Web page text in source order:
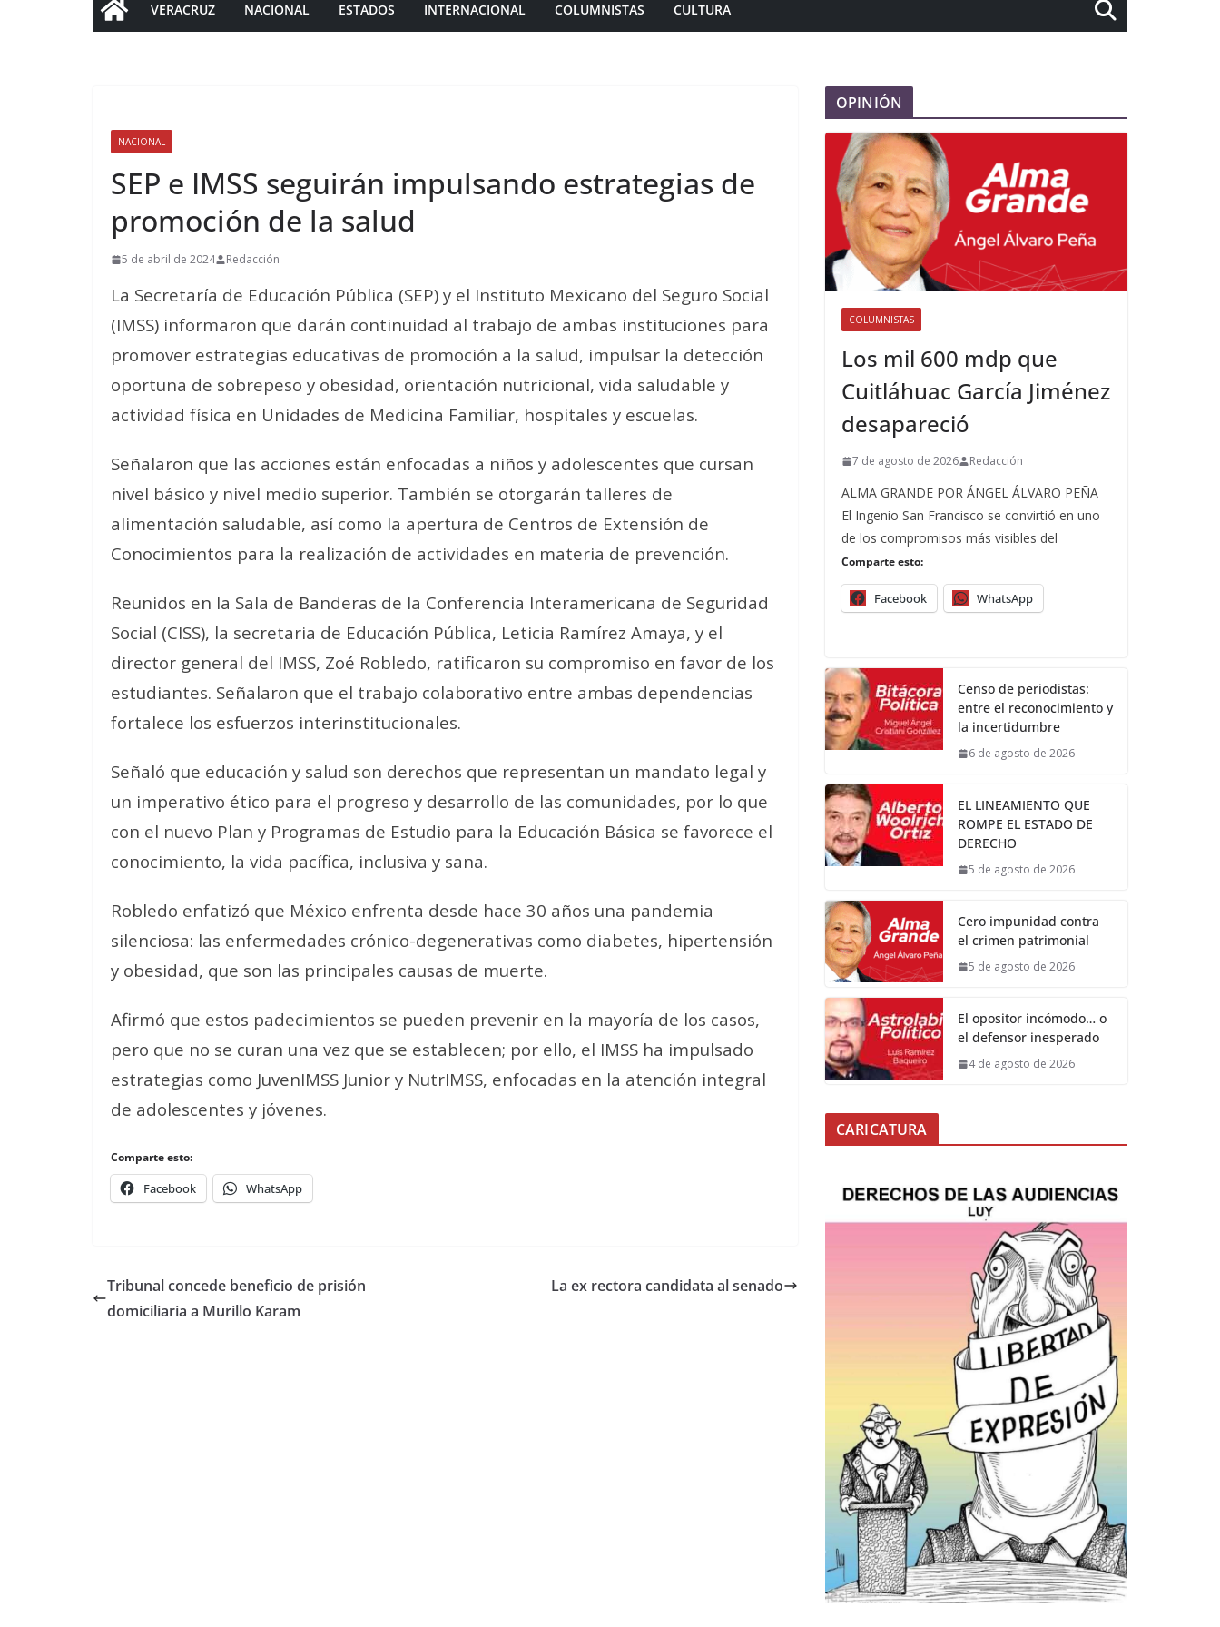
VERACRUZ NACIONAL ESTADOS INTERNACIONAL COLUMNISTAS CULTURA
NACIONAL
SEP e IMSS seguirán impulsando estrategias de
promoción de la salud
5 de abril de 2024 Redacción
La Secretaría de Educación Pública (SEP) y el Instituto Mexicano del Seguro Social
(IMSS) informaron que darán continuidad al trabajo de ambas instituciones para
promover estrategias educativas de promoción a la salud, impulsar la detección
oportuna de sobrepeso y obesidad, orientación nutricional, vida saludable y
actividad física en Unidades de Medicina Familiar, hospitales y escuelas.
Señalaron que las acciones están enfocadas a niños y adolescentes que cursan
nivel básico y nivel medio superior. También se otorgarán talleres de
alimentación saludable, así como la apertura de Centros de Extensión de
Conocimientos para la realización de actividades en materia de prevención.
Reunidos en la Sala de Banderas de la Conferencia Interamericana de Seguridad
Social (CISS), la secretaria de Educación Pública, Leticia Ramírez Amaya, y el
director general del IMSS, Zoé Robledo, ratificaron su compromiso en favor de los
estudiantes. Señalaron que el trabajo colaborativo entre ambas dependencias
fortalece los esfuerzos interinstitucionales.
Señaló que educación y salud son derechos que representan un mandato legal y
un imperativo ético para el progreso y desarrollo de las comunidades, por lo que
con el nuevo Plan y Programas de Estudio para la Educación Básica se favorece el
conocimiento, la vida pacífica, inclusiva y sana.
Robledo enfatizó que México enfrenta desde hace 30 años una pandemia
silenciosa: las enfermedades crónico-degenerativas como diabetes, hipertensión
y obesidad, que son las principales causas de muerte.
Afirmó que estos padecimientos se pueden prevenir en la mayoría de los casos,
pero que no se curan una vez que se establecen; por ello, el IMSS ha impulsado
estrategias como JuvenIMSS Junior y NutrIMSS, enfocadas en la atención integral
de adolescentes y jóvenes.
Comparte esto:
Facebook WhatsApp
Tribunal concede beneficio de prisión
domiciliaria a Murillo Karam
La ex rectora candidata al senado
OPINIÓN
COLUMNISTAS
Los mil 600 mdp que
Cuitláhuac García Jiménez
desapareció
7 de agosto de 2026 Redacción
ALMA GRANDE POR ÁNGEL ÁLVARO PEÑA
El Ingenio San Francisco se convirtió en uno
de los compromisos más visibles del
Comparte esto:
Facebook WhatsApp
Censo de periodistas:
entre el reconocimiento y
la incertidumbre
6 de agosto de 2026
EL LINEAMIENTO QUE
ROMPE EL ESTADO DE
DERECHO
5 de agosto de 2026
Cero impunidad contra
el crimen patrimonial
5 de agosto de 2026
El opositor incómodo… o
el defensor inesperado
4 de agosto de 2026
CARICATURA